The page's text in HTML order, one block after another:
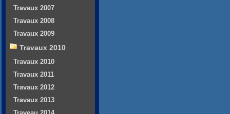
Travaux 2007
Travaux 2008
Travaux 2009
Travaux 2010
Travaux 2010
Travaux 2011
Travaux 2012
Travaux 2013